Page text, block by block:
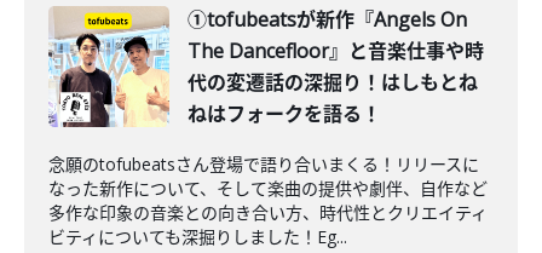
①tofubeatsが新作『Angels On
The Dancefloor』と音楽仕事や時
代の変遷話の深掘り！はしもとね
ねはフォークを語る！
念願のtofubeatsさん登場で語り合いまくる！リリースに
なった新作について、そして楽曲の提供や劇伴、自作など
多作な印象の音楽との向き合い方、時代性とクリエイティ
ビティについても深掘りしました！Eg...